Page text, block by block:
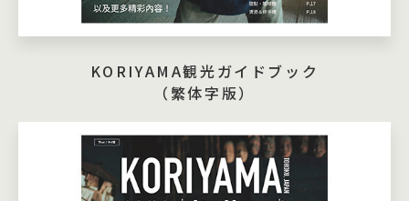
KORIYAMA観光ガイドブック
（繁体字版）